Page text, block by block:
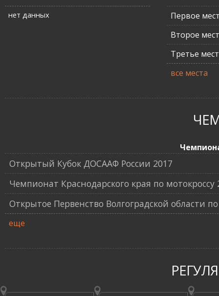
нет данных
Первое
Второе
Третье
все места
Открытый Кубок ДОСААФ России 2017
Чемпионат Краснодарского края по мотокроссу
Открытое Первенство Волгоградской области
еще